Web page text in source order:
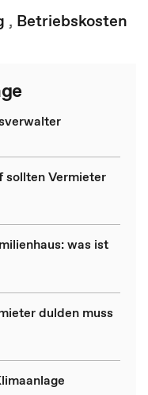
, Betriebskosten
sollten Vermieter
was ist
dulden muss